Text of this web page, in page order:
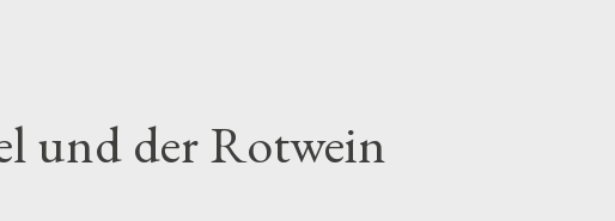
und der Rotwein